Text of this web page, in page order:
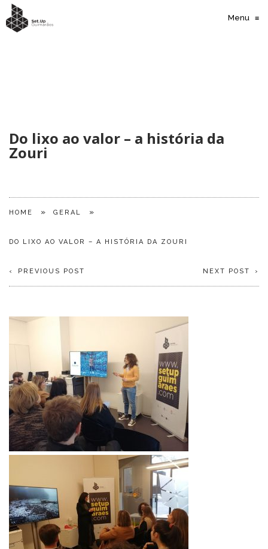
Menu ≡
Do lixo ao valor – a história da
Zouri
HOME » GERAL »
DO LIXO AO VALOR – A HISTÓRIA DA ZOURI
NEXT POST
PREVIOUS POST